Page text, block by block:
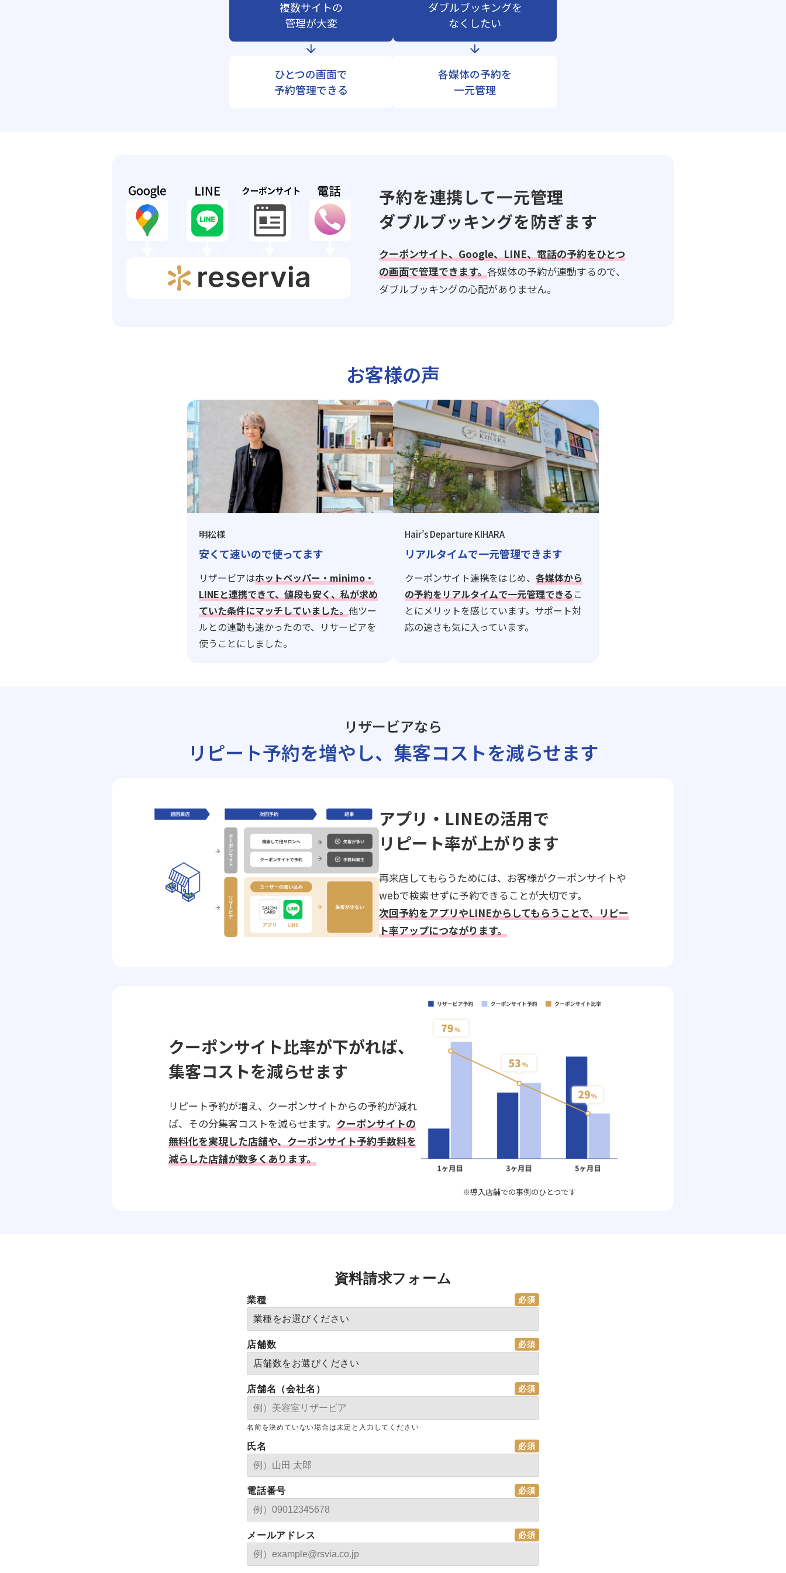
複数サイトの
管理が大変
ひとつの画面で
予約管理できる
ダブルブッキングを
なくしたい
各媒体の予約を
一元管理
予約を連携して一元管理
ダブルブッキングを防ぎます
クーポンサイト、Google、LINE、電話の予約をひとつ
の画面で管理できます。 各媒体の予約が連動するので、
ダブルブッキングの心配がありません。
お客様の声
明松様
安くて速いので使ってます
リザービアはホットペッパー・minimo・
LINEと連携できて、値段も安く、私が求め
ていた条件にマッチしていました。他ツー
ルとの連動も速かったので、リサービアを
使うことにしました。
Hair’s Departure KIHARA
リアルタイムで一元管理できます
クーポンサイト連携をはじめ、 各媒体から
の予約をリアルタイムで一元管理できるこ
とにメリットを感じています。サポート対
応の速さも気に入っています。
リザービアなら
リピート予約を増やし、 集客コストを減らせます
アプリ・LINEの活用で
リピート率が上がります
再来店してもらうためには、お客様がクーポンサイトや
webで検索せずに予約できることが大切です。
次回予約をアプリやLINEからしてもらうことで、リピー
ト率アップにつながります。
クーポンサイト比率が下がれば、
集客コストを減らせます
リピート予約が増え、クーポンサイトからの予約が減れ
ば、その分集客コストを減らせます。 クーポンサイトの
無料化を実現した店舗や、クーポンサイト予約手数料を
減らした店舗が数多くあります。
※導入店舗での事例のひとつです
資料請求フォーム
業種
店舗数
店舗名（会社名）
名前を決めていない場合は未定と入力してください
氏名
電話番号
メールアドレス